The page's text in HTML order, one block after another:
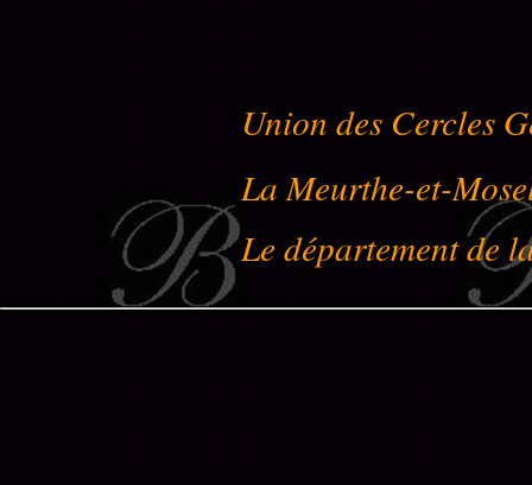
Union des Cercles
La Meurthe-et-
Le département de